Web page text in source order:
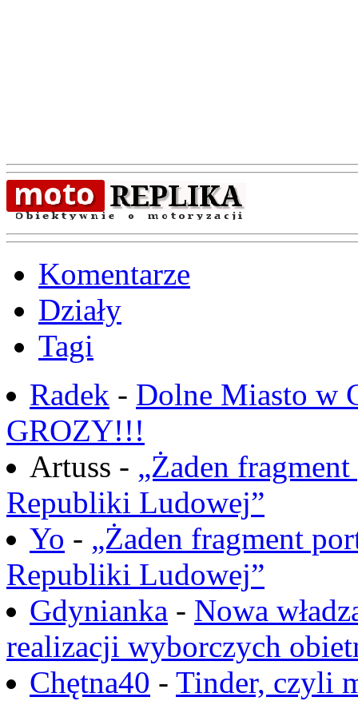
Komentarze
Działy
Tagi
Radek - Dolne Miasto w
GROZY!!!
Artuss - „Żaden
Republiki Ludowej”
Yo - „Żaden fragment
Republiki Ludowej”
Gdynianka - Nowa
realizacji wyborczych
Chętna40 - Tinder, czyli